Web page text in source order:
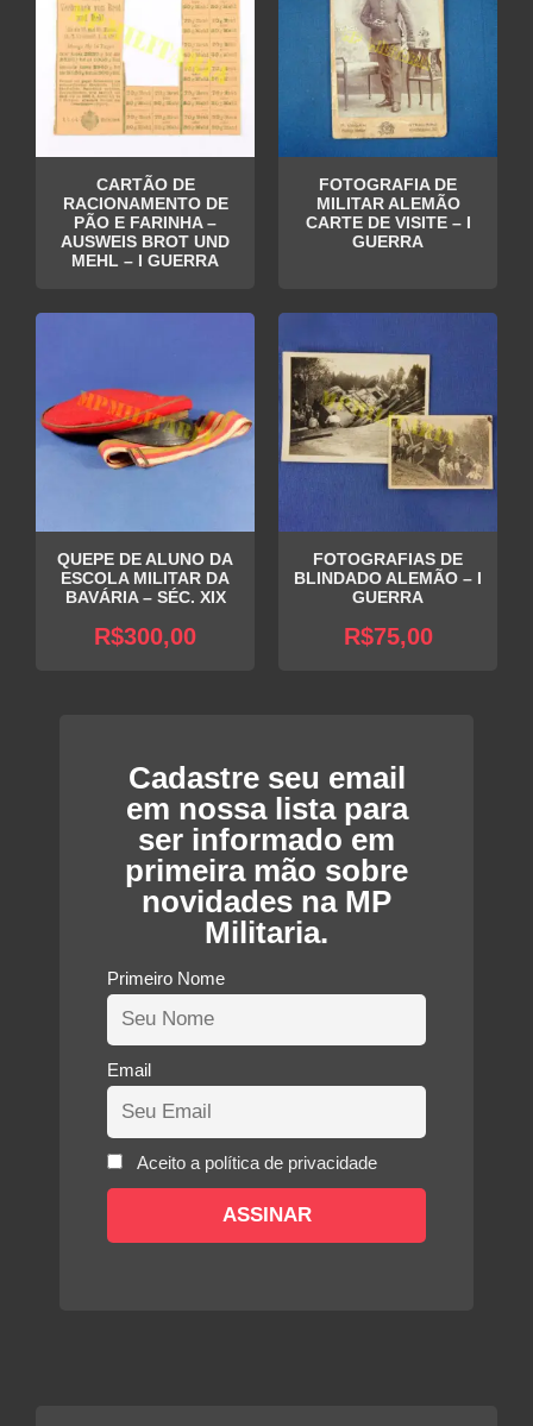
CARTÃO DE
RACIONAMENTO DE
PÃO E FARINHA –
AUSWEIS BROT UND
MEHL – I GUERRA
FOTOGRAFIA DE
MILITAR ALEMÃO
CARTE DE VISITE – I
GUERRA
QUEPE DE ALUNO DA
ESCOLA MILITAR DA
BAVÁRIA – SÉC. XIX
R$300,00
FOTOGRAFIAS DE
BLINDADO ALEMÃO – I
GUERRA
R$75,00
Cadastre seu email
em nossa lista para
ser informado em
primeira mão sobre
novidades na MP
Militaria.
Primeiro Nome
Email
Aceito a política de privacidade